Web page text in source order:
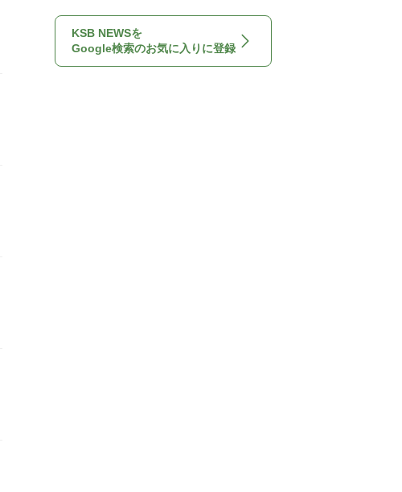
KSB NEWSを
Google検索のお気に入りに登録